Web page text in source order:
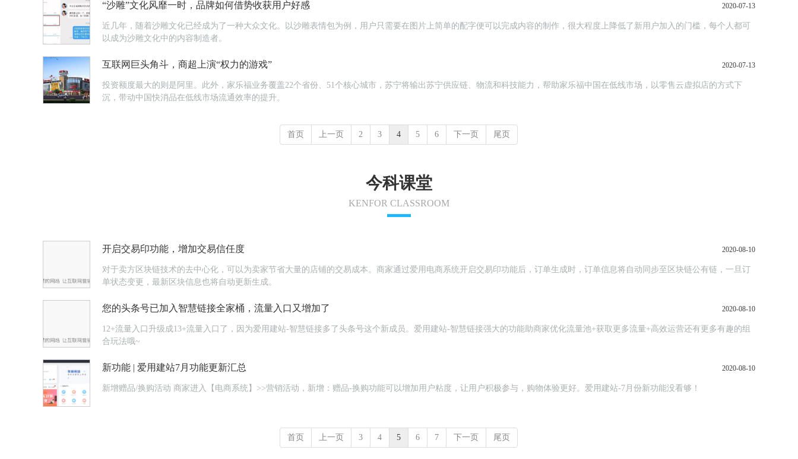
“沙雕”文化风靡一时，品牌如何借势收获用户好感 2020-07-13
近几年，随着沙雕文化已经成为了一种大众文化。以沙雕表情包为例，用户只需要在图片上简单的配字便可以完成内容的制作，很大程度上降低了新用户加入的门槛，每个人都可
以成为沙雕文化中的内容制造者。
互联网巨头角斗，商超上演“权力的游戏” 2020-07-13
投资额度最大的则是阿里。此外，家乐福业务覆盖22个省份、51个核心城市，苏宁将输出苏宁供应链、物流和科技能力，帮助家乐福中国在低线市场，以零售云虚拟店的方式下
沉，带动中国快消品在低线市场流通效率的提升。
首页 上一页 2 3 4 5 6 下一页 尾页
今科课堂
KENFOR CLASSROOM
开启交易印功能，增加交易信任度 2020-08-10
对于卖方区块链技术的去中心化，可以为卖家节省大量的店铺的交易成本。商家通过爱用电商系统开启交易印功能后，订单生成时，订单信息将自动同步至区块链公有链，一旦订
单状态变更，最新区块信息也将自动更新生成。
您的头条号已加入智慧链接全家桶，流量入口又增加了 2020-08-10
12+流量入口升级成13+流量入口了，因为爱用建站-智慧链接多了头条号这个新成员。爱用建站-智慧链接强大的功能助商家优化流量池+获取更多流量+高效运营还有更多有趣的组
合玩法哦~
新功能 | 爱用建站7月功能更新汇总 2020-08-10
新增赠品/换购活动 商家进入【电商系统】>>营销活动，新增：赠品-换购功能可以增加用户粘度，让用户积极参与，购物体验更好。爱用建站-7月份新功能没看够！
首页 上一页 3 4 5 6 7 下一页 尾页